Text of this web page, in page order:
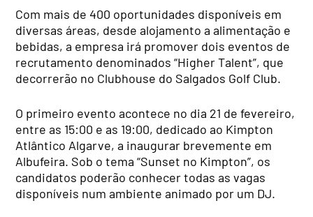
Com mais de 400 oportunidades disponíveis em
diversas áreas, desde alojamento a alimentação e
bebidas, a empresa irá promover dois eventos de
recrutamento denominados “Higher Talent”, que
decorrerão no Clubhouse do Salgados Golf Club.
O primeiro evento acontece no dia 21 de fevereiro,
entre as 15:00 e as 19:00, dedicado ao Kimpton
Atlântico Algarve, a inaugurar brevemente em
Albufeira. Sob o tema “Sunset no Kimpton”, os
candidatos poderão conhecer todas as vagas
disponíveis num ambiente animado por um DJ.